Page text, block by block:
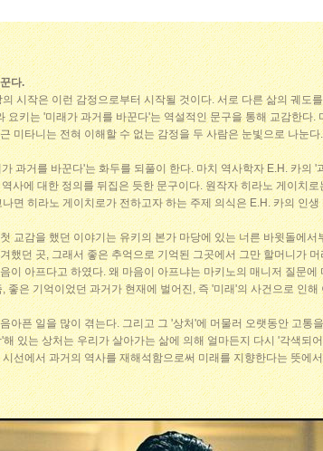
다.
시작은 이런 감정으로부터 시작될 것이다. 서로 다른 삶의 궤도
요키는 '미래가 과거를 바꾼다'는 역설적인 문구을 통해 교감한다.
미타니는 전혀 이해할 수 없는 감정을 두 사람은 눈빛으로 나눈다
과거를 바꾼다'는 화두를 되풀이 한다. 마치 역사학자 E.H. 카의
사에 대한 정의를 뒤집은 듯한 문구이다. 원작자 히라노 게이치
면 히라노 게이치로가 전하고자 하는 주제 의식은 E.H. 카의 인
교감을 했던 이야기는 유키의 본가 마당에 있는 너른 바윗돌에
했던 곳, 그래서 좋은 추억으로 기억된 그곳에서 그만 할머니가
이 아프다고 하였다. 왜 마음이 아프냐는 마키노의 매니저 질문
좋은 기억이었던 과거가 현재에 벌어진, 즉 '미래'의 사건으로 인
아픈 일을 많이 겪는다. 그리고 그 '상처'에 머물러 오랫동안 고통
있는 상처는 우리가 살아가는 삶에 의해 얼마든지 다시 '각색되
선에서 과거의 역사를 재해석함으로써 미래를 지향한다는 뜻에